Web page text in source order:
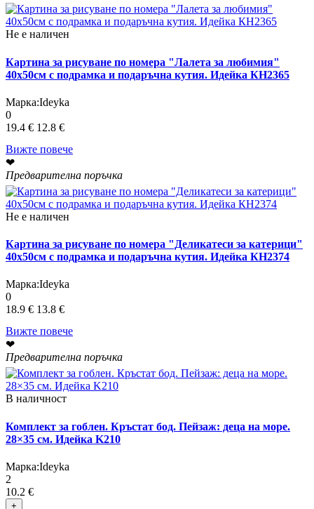
Не е наличен
Картина за рисуване по номера "Лалета за любимия"
40х50см с подрамка и подаръчна кутия. Идейка КН2365
Марка:Ideyka
0
19.4 € 12.8 €
Вижте повече
❤
Предварителна поръчка
Не е наличен
Картина за рисуване по номера "Деликатеси за катерици"
40х50см с подрамка и подаръчна кутия. Идейка КН2374
Марка:Ideyka
0
18.9 € 13.8 €
Вижте повече
❤
Предварителна поръчка
В наличност
Комплект за гоблен. Кръстат бод. Пейзаж: деца на море.
28×35 см. Идейка K210
Марка:Ideyka
2
10.2 €
+